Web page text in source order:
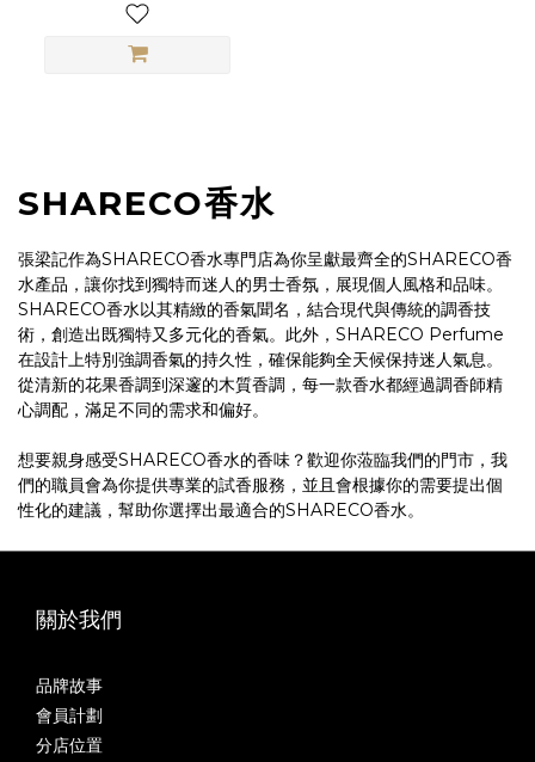
SHARECO香水
張梁記作為SHARECO香水專門店為你呈獻最齊全的SHARECO香
水產品，讓你找到獨特而迷人的男士香氛，展現個人風格和品味。
SHARECO香水以其精緻的香氣聞名，結合現代與傳統的調香技
術，創造出既獨特又多元化的香氣。此外，SHARECO Perfume
在設計上特別強調香氣的持久性，確保能夠全天候保持迷人氣息。
從清新的花果香調到深邃的木質香調，每一款香水都經過調香師精
心調配，滿足不同的需求和偏好。
想要親身感受SHARECO香水的香味？歡迎你蒞臨我們的門市，我
們的職員會為你提供專業的試香服務，並且會根據你的需要提出個
性化的建議，幫助你選擇出最適合的SHARECO香水。
關於我們
品牌故事
會員計劃
分店位置